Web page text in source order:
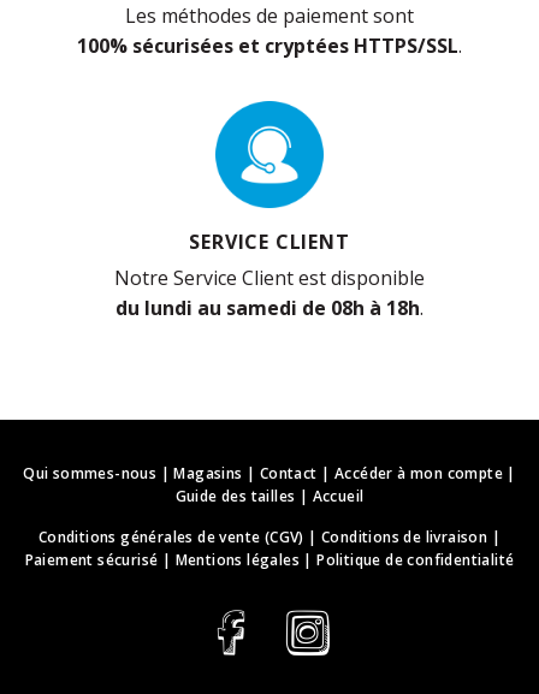
Les méthodes de paiement sont
100% sécurisées et cryptées HTTPS/SSL.
SERVICE CLIENT
Notre Service Client est disponible
du lundi au samedi de 08h à 18h.
Qui sommes-nous |Magasins | Contact | Accéder à mon compte|
Guide des tailles | Accueil
Conditions générales de vente (CGV) |Conditions de livraison |
Paiement sécurisé | Mentions légales |Politique de confidentialité